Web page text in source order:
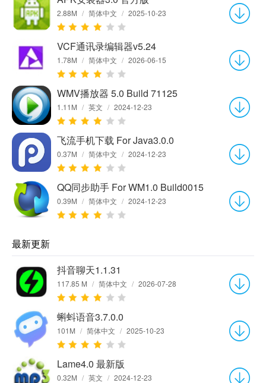
2.88M / 简体中文 / 2025-10-23
VCF通讯录编辑器v5.24
1.78M / 简体中文 / 2026-06-15
WMV播放器 5.0 Build 71125
1.11M / 英文 / 2024-12-23
飞流手机下载 For Java3.0.0
0.37M / 简体中文 / 2024-12-23
QQ同步助手 For WM1.0 Build0015
0.39M / 简体中文 / 2024-12-23
最新更新
抖音聊天1.1.31
117.85 M / 简体中文 / 2026-07-28
蝌蚪语音3.7.0.0
101M / 简体中文 / 2025-10-23
Lame4.0 最新版
0.32M / 英文 / 2024-12-23